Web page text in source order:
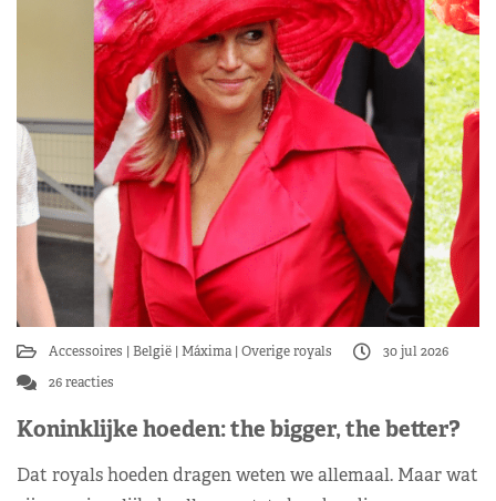
Accessoires België Máxima Overige royals
30 jul 2026
26 reacties
Koninklijke hoeden: the bigger, the better?
Dat royals hoeden dragen weten we allemaal. Maar wat